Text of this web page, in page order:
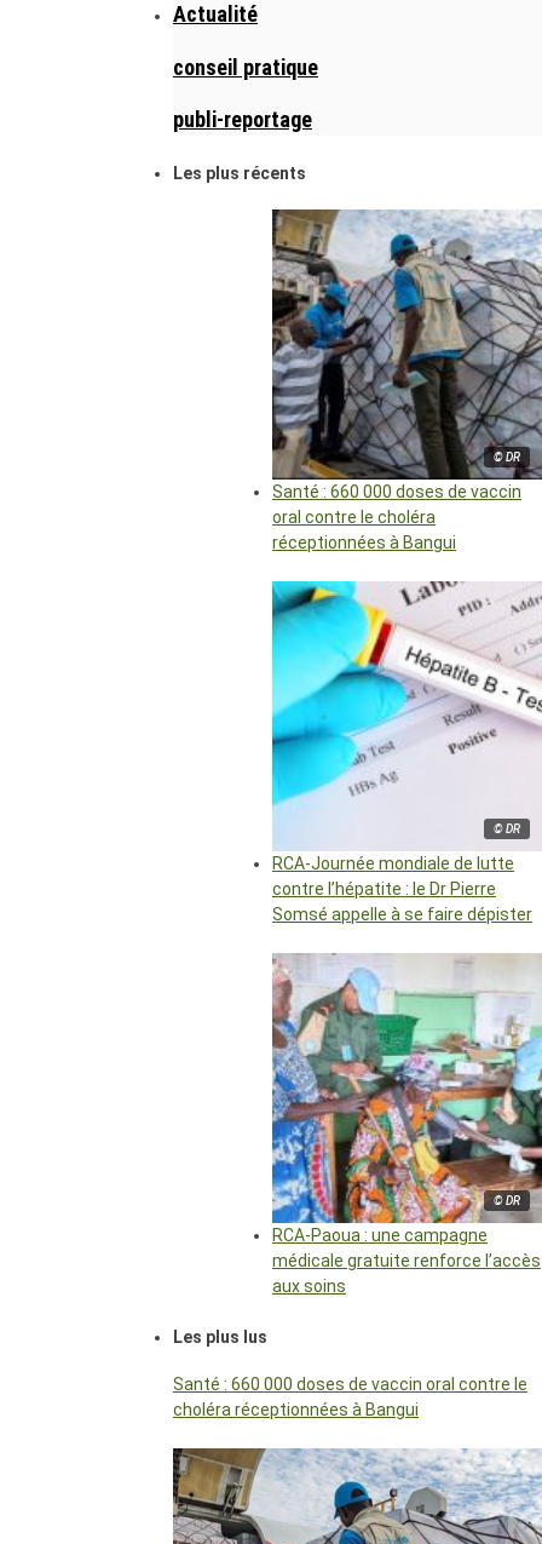
Actualité
conseil pratique
publi-reportage
Les plus récents
© DR
Santé : 660 000 doses de vaccin
oral contre le choléra
réceptionnées à Bangui
© DR
RCA-Journée mondiale de lutte
contre l’hépatite : le Dr Pierre
Somsé appelle à se faire dépister
© DR
RCA-Paoua : une campagne
médicale gratuite renforce l’accès
aux soins
Les plus lus
Santé : 660 000 doses de vaccin oral contre le
choléra réceptionnées à Bangui